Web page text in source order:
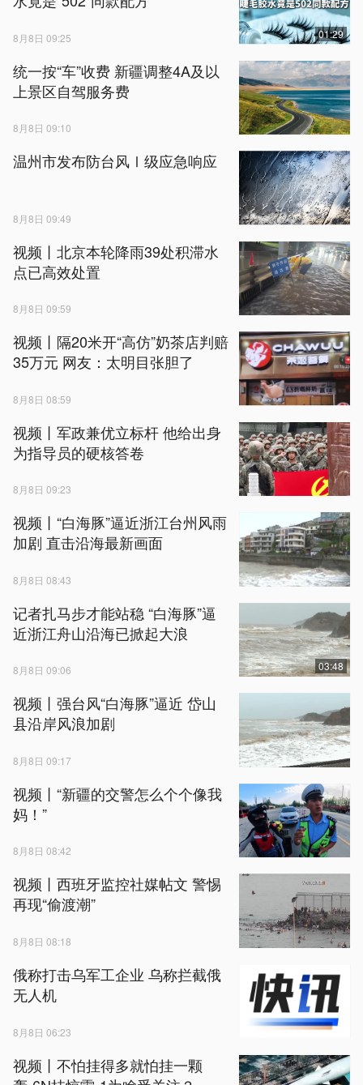
8月8日 09:25 01:29
统一按“车”收费 新疆调整4A及以
上景区自驾服务费
8月8日 09:10
温州市发布防台风Ⅰ级应急响应
8月8日 09:49
视频丨北京本轮降雨39处积滞水
点已高效处置
8月8日 09:59
视频丨隔20米开“高仿”奶茶店判赔
35万元 网友：太明目张胆了
8月8日 08:59
视频丨军政兼优立标杆 他给出身
为指导员的硬核答卷
8月8日 09:23
视频丨“白海豚”逼近浙江台州风雨
加剧 直击沿海最新画面
8月8日 08:43
记者扎马步才能站稳 “白海豚”逼
近浙江舟山沿海已掀起大浪
8月8日 09:06 03:48
视频丨强台风“白海豚”逼近 岱山
县沿岸风浪加剧
8月8日 09:17
视频丨“新疆的交警怎么个个像我
妈！”
8月8日 08:42
视频丨西班牙监控社媒帖文 警惕
再现“偷渡潮”
8月8日 08:18
俄称打击乌军工企业 乌称拦截俄
无人机
8月8日 06:23
视频丨不怕挂得多就怕挂一颗